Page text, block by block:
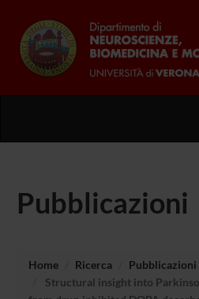
Pubblicazioni
Home Ricerca
Pubblicazioni
Structural insight into